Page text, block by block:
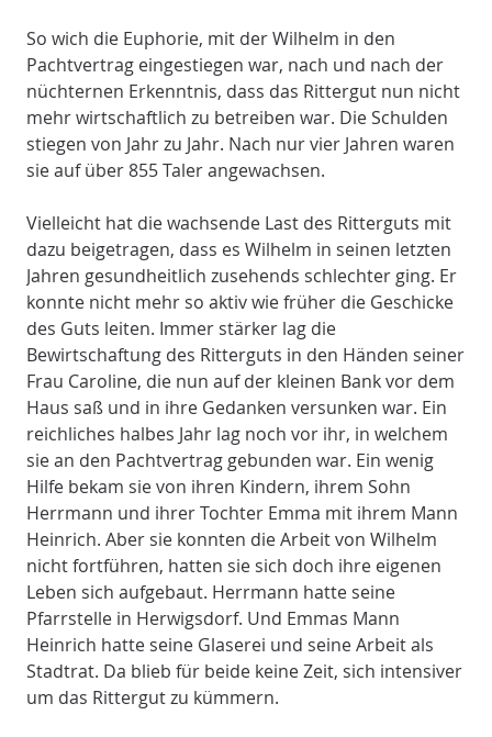
So wich die Euphorie, mit der Wilhelm in den
Pachtvertrag eingestiegen war, nach und nach der
nüchternen Erkenntnis, dass das Rittergut nun nicht
mehr wirtschaftlich zu betreiben war. Die Schulden
stiegen von Jahr zu Jahr. Nach nur vier Jahren waren
sie auf über 855 Taler angewachsen.
Vielleicht hat die wachsende Last des Ritterguts mit
dazu beigetragen, dass es Wilhelm in seinen letzten
Jahren gesundheitlich zusehends schlechter ging. Er
konnte nicht mehr so aktiv wie früher die Geschicke
des Guts leiten. Immer stärker lag die
Bewirtschaftung des Ritterguts in den Händen seiner
Frau Caroline, die nun auf der kleinen Bank vor dem
Haus saß und in ihre Gedanken versunken war. Ein
reichliches halbes Jahr lag noch vor ihr, in welchem
sie an den Pachtvertrag gebunden war. Ein wenig
Hilfe bekam sie von ihren Kindern, ihrem Sohn
Herrmann und ihrer Tochter Emma mit ihrem Mann
Heinrich. Aber sie konnten die Arbeit von Wilhelm
nicht fortführen, hatten sie sich doch ihre eigenen
Leben sich aufgebaut. Herrmann hatte seine
Pfarrstelle in Herwigsdorf. Und Emmas Mann
Heinrich hatte seine Glaserei und seine Arbeit als
Stadtrat. Da blieb für beide keine Zeit, sich intensiver
um das Rittergut zu kümmern.